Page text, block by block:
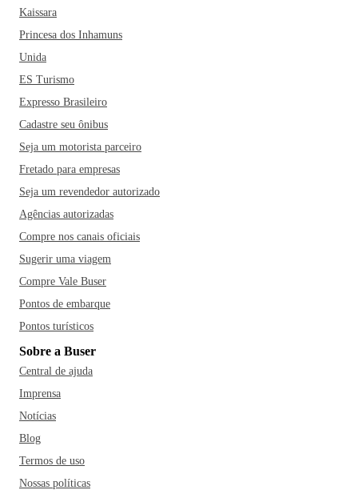
Kaissara
Princesa dos Inhamuns
Unida
ES Turismo
Expresso Brasileiro
Cadastre seu ônibus
Seja um motorista parceiro
Fretado para empresas
Seja um revendedor autorizado
Agências autorizadas
Compre nos canais oficiais
Sugerir uma viagem
Compre Vale Buser
Pontos de embarque
Pontos turísticos
Sobre a Buser
Central de ajuda
Imprensa
Notícias
Blog
Termos de uso
Nossas políticas